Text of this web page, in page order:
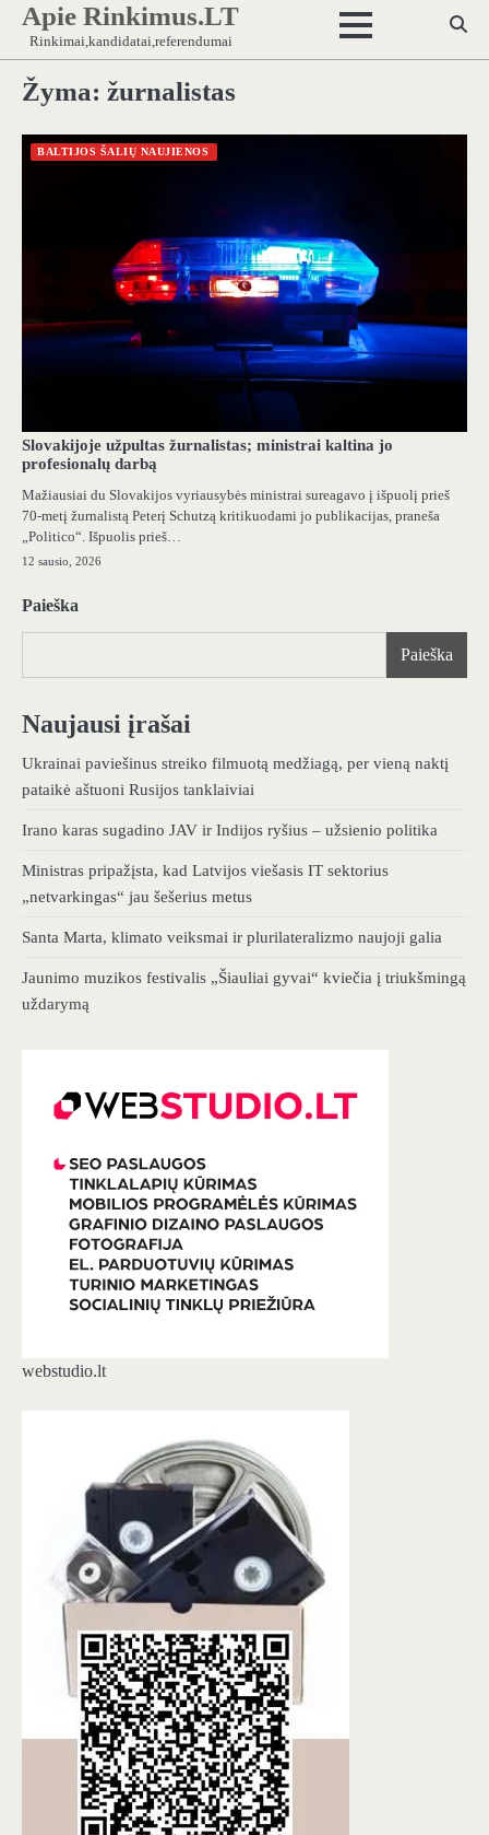
Skip
content
Apie Rinkimus.LT
Rinkimai,kandidatai,referendumai
Žyma: žurnalistas
BALTIJOS ŠALIŲ NAUJIENOS
Slovakijoje užpultas žurnalistas; ministrai kaltina jo
profesionalų darbą
Mažiausiai du Slovakijos vyriausybės ministrai sureagavo į išpuolį prieš
70-metį žurnalistą Peterį Schutzą kritikuodami jo publikacijas, praneša
„Politico“. Išpuolis prieš…
12 sausio, 2026
Paieška
Paieška
Naujausi įrašai
Ukrainai paviešinus streiko filmuotą medžiagą, per vieną naktį
pataikė aštuoni Rusijos tanklaiviai
Irano karas sugadino JAV ir Indijos ryšius – užsienio politika
Ministras pripažįsta, kad Latvijos viešasis IT sektorius
„netvarkingas“ jau šešerius metus
Santa Marta, klimato veiksmai ir plurilateralizmo naujoji galia
Jaunimo muzikos festivalis „Šiauliai gyvai“ kviečia į triukšmingą
uždarymą
webstudio.lt